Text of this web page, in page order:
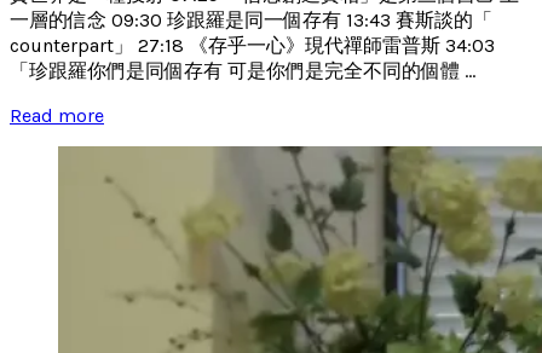
一層的信念 09:30 珍跟羅是同一個存有 13:43 賽斯談的「
counterpart」 27:18 《存乎一心》現代禪師雷普斯 34:03
「珍跟羅你們是同個存有 可是你們是完全不同的個體 ...
Read more